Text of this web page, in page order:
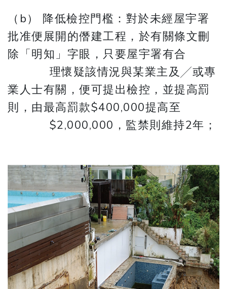
（b） 降低檢控門檻：對於未經屋宇署
批准便展開的僭建工程，於有關條文刪
除「明知」字眼，只要屋宇署有合
理懷疑該情況與某業主及╱或專
業人士有關，便可提出檢控，並提高罰
則，由最高罰款$400,000提高至
​​​​​​​ $2,000,000，監禁則維持2年；